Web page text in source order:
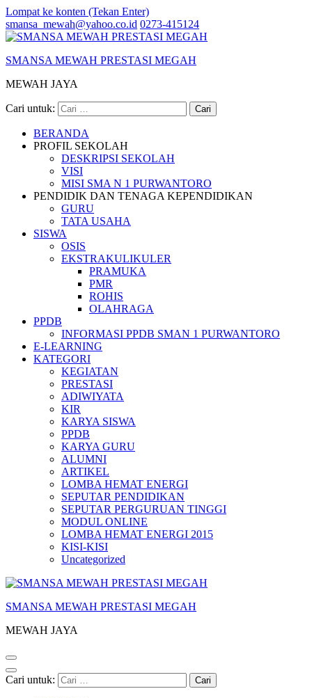
Lompat ke konten (Tekan Enter)
smansa_mewah@yahoo.co.id 0273-415124
SMANSA MEWAH PRESTASI MEGAH
MEWAH JAYA
Cari untuk:
BERANDA
PROFIL SEKOLAH
DESKRIPSI SEKOLAH
VISI
MISI SMA N 1 PURWANTORO
PENDIDIK DAN TENAGA KEPENDIDIKAN
GURU
TATA USAHA
SISWA
OSIS
EKSTRAKULIKULER
PRAMUKA
PMR
ROHIS
OLAHRAGA
PPDB
INFORMASI PPDB SMAN 1 PURWANTORO
E-LEARNING
KATEGORI
KEGIATAN
PRESTASI
ADIWIYATA
KIR
KARYA SISWA
PPDB
KARYA GURU
ALUMNI
ARTIKEL
LOMBA HEMAT ENERGI
SEPUTAR PENDIDIKAN
SEPUTAR PERGURUAN TINGGI
MODUL ONLINE
LOMBA HEMAT ENERGI 2015
KISI-KISI
Uncategorized
SMANSA MEWAH PRESTASI MEGAH
MEWAH JAYA
Cari untuk: